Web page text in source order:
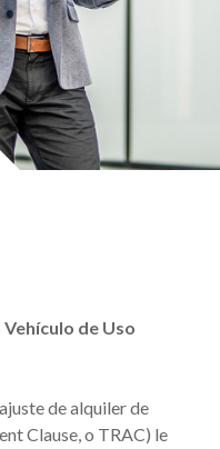
de Uso
de alquiler de
Clause, o TRAC) le